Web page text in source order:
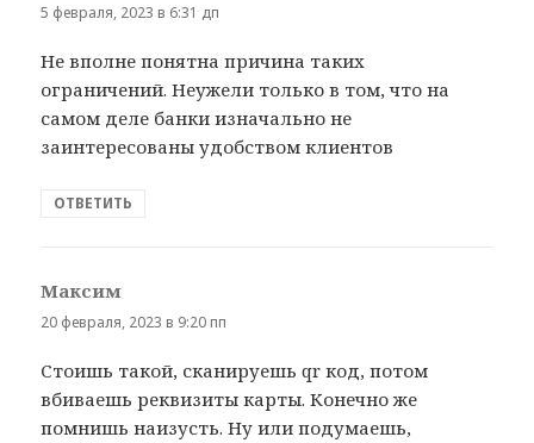
5 февраля, 2023 в 6:31 дп
Не вполне понятна причина таких
ограничений. Неужели только в том, что на
самом деле банки изначально не
заинтересованы удобством клиентов
ОТВЕТИТЬ
Максим
20 февраля, 2023 в 9:20 пп
Стоишь такой, сканируешь qr код, потом
вбиваешь реквизиты карты. Конечно же
помнишь наизусть. Ну или подумаешь,